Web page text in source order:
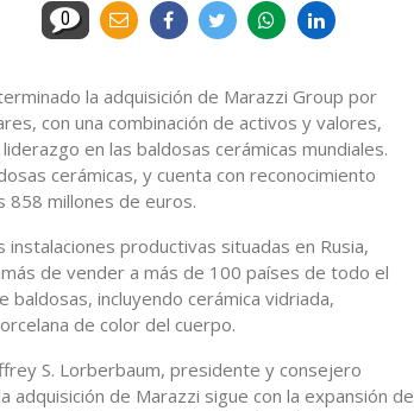
0
la adquisición de Marazzi Group por
con una combinación de activos y valores,
en las baldosas cerámicas mundiales.
cerámicas, y cuenta con reconocimiento
858 millones de euros.
productivas situadas en Rusia,
de vender a más de 100 países de todo el
incluyendo cerámica vidriada,
de color del cuerpo.
S. Lorberbaum, presidente y consejero
adquisición de Marazzi sigue con la expansión de